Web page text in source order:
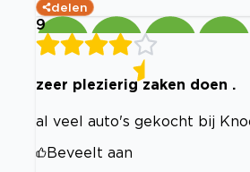
delen
9
zeer plezierig zaken doen .
al veel auto's gekocht bij
Beveelt aan